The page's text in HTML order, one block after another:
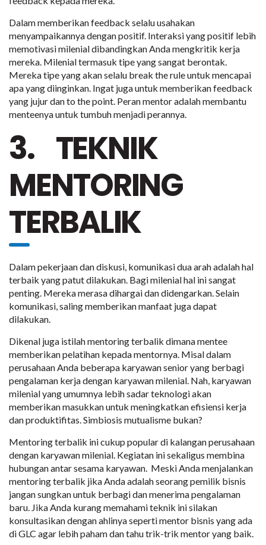
Dalam memberikan feedback selalu usahakan
menyampaikannya dengan positif. Interaksi yang positif lebih
memotivasi milenial dibandingkan Anda mengkritik kerja
mereka. Milenial termasuk tipe yang sangat berontak.
Mereka tipe yang akan selalu break the rule untuk mencapai
apa yang diinginkan. Ingat juga untuk memberikan feedback
yang jujur dan to the point. Peran mentor adalah membantu
menteenya untuk tumbuh menjadi perannya.
3. TEKNIK
MENTORING
TERBALIK
Dalam pekerjaan dan diskusi, komunikasi dua arah adalah hal
terbaik yang patut dilakukan. Bagi milenial hal ini sangat
penting. Mereka merasa dihargai dan didengarkan. Selain
komunikasi, saling memberikan manfaat juga dapat
dilakukan.
Dikenal juga istilah mentoring terbalik dimana mentee
memberikan pelatihan kepada mentornya. Misal dalam
perusahaan Anda beberapa karyawan senior yang berbagi
pengalaman kerja dengan karyawan milenial. Nah, karyawan
milenial yang umumnya lebih sadar teknologi akan
memberikan masukkan untuk meningkatkan efisiensi kerja
dan produktifitas. Simbiosis mutualisme bukan?
Mentoring terbalik ini cukup popular di kalangan perusahaan
dengan karyawan milenial. Kegiatan ini sekaligus membina
hubungan antar sesama karyawan. Meski Anda menjalankan
mentoring terbalik jika Anda adalah seorang pemilik bisnis
jangan sungkan untuk berbagi dan menerima pengalaman
baru. Jika Anda kurang memahami teknik ini silakan
konsultasikan dengan ahlinya seperti mentor bisnis yang ada
di GLC agar lebih paham dan tahu trik-trik mentor yang baik.